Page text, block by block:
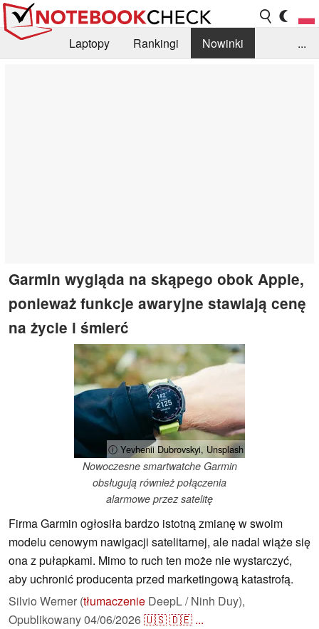
Laptopy Rankingi
Nowinki
...
Garmin wygląda na skąpego obok Apple,
ponieważ funkcje awaryjne stawiają cenę
na życie i śmierć
ⓘ Yevhenii Dubrovskyi, Unsplash
Nowoczesne smartwatche Garmin
obsługują również połączenia
alarmowe przez satelitę
Firma Garmin ogłosiła bardzo istotną zmianę w swoim
modelu cenowym nawigacji satelitarnej, ale nadal wiąże się
ona z pułapkami. Mimo to ruch ten może nie wystarczyć,
aby uchronić producenta przed marketingową katastrofą.
Silvio Werner (tłumaczenie DeepL / Ninh Duy),
Opublikowany04/06/2026🇺🇸🇩🇪 ...